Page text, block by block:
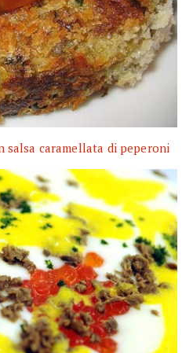
salsa caramellata di peperoni